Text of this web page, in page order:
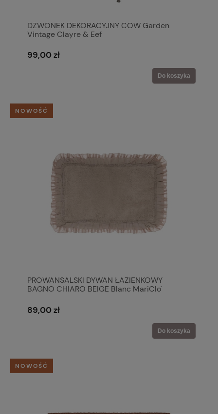
DZWONEK DEKORACYJNY COW Garden
Vintage Clayre & Eef
99,00 zł
Do koszyka
PROWANSALSKI DYWAN ŁAZIENKOWY
BAGNO CHIARO BEIGE Blanc MariClo'
89,00 zł
Do koszyka
NOWOŚĆ
NOWOŚĆ